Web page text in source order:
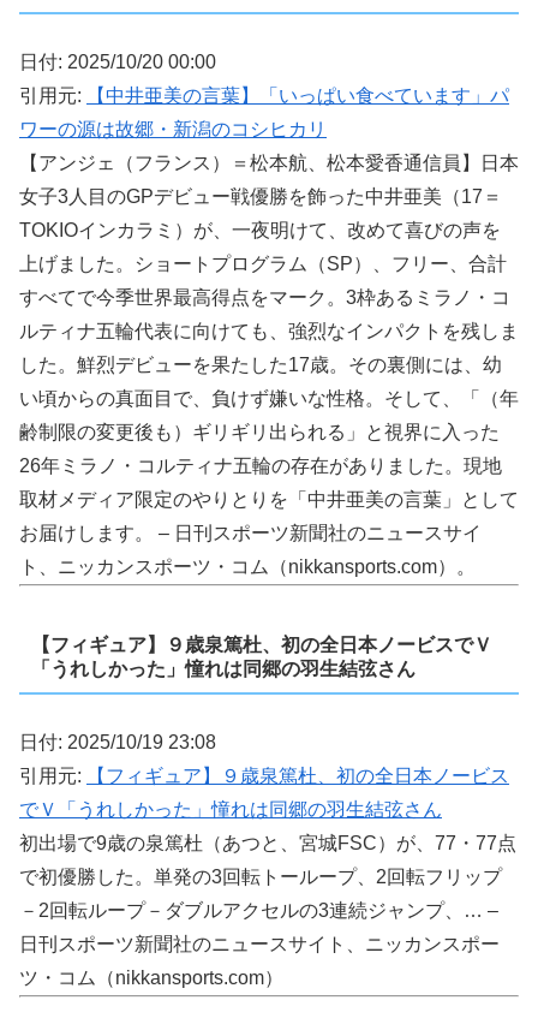
日付: 2025/10/20 00:00
引用元:
【中井亜美の言葉】「いっぱい食べています」パ
ワーの源は故郷・新潟のコシヒカリ
【アンジェ（フランス）＝松本航、松本愛香通信員】日本
女子3人目のGPデビュー戦優勝を飾った中井亜美（17＝
TOKIOインカラミ）が、一夜明けて、改めて喜びの声を
上げました。ショートプログラム（SP）、フリー、合計
すべてで今季世界最高得点をマーク。3枠あるミラノ・コ
ルティナ五輪代表に向けても、強烈なインパクトを残しま
した。鮮烈デビューを果たした17歳。その裏側には、幼
い頃からの真面目で、負けず嫌いな性格。そして、「（年
齢制限の変更後も）ギリギリ出られる」と視界に入った
26年ミラノ・コルティナ五輪の存在がありました。現地
取材メディア限定のやりとりを「中井亜美の言葉」として
お届けします。 – 日刊スポーツ新聞社のニュースサイ
ト、ニッカンスポーツ・コム（nikkansports.com）。
【フィギュア】９歳泉篤杜、初の全日本ノービスでＶ
「うれしかった」憧れは同郷の羽生結弦さん
日付: 2025/10/19 23:08
引用元:
【フィギュア】９歳泉篤杜、初の全日本ノービス
でＶ「うれしかった」憧れは同郷の羽生結弦さん
初出場で9歳の泉篤杜（あつと、宮城FSC）が、77・77点
で初優勝した。単発の3回転トーループ、2回転フリップ
－2回転ループ－ダブルアクセルの3連続ジャンプ、… –
日刊スポーツ新聞社のニュースサイト、ニッカンスポー
ツ・コム（nikkansports.com）